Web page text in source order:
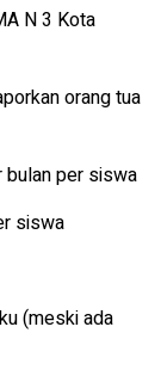
N 3 Kota
orang tua
bulan per siswa
siswa
(meski ada